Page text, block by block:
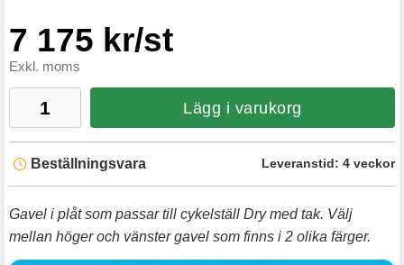
7 175 kr/st
Exkl. moms
Lägg i varukorg
Beställningsvara Leveranstid: 4 veckor
Gavel i plåt som passar till cykelställ Dry med tak. Välj
mellan höger och vänster gavel som finns i 2 olika färger.